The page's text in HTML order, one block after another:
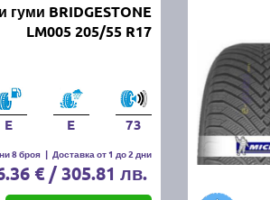
гуми BRIDGESTONE
LM005 205/55 R17
E E 73
8 броя | Доставка от 1 до 2 дни
€ / 305.81 лв.